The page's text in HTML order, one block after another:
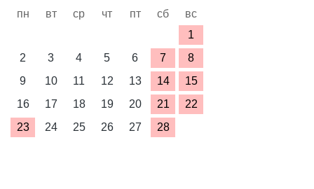
пн вт ср чт пт сб
вс
1
2
3 4 5 6 7
8
9
10 11 12 13 14
15
16
17 18 19 20 21
22
23
24 25 26 27 28